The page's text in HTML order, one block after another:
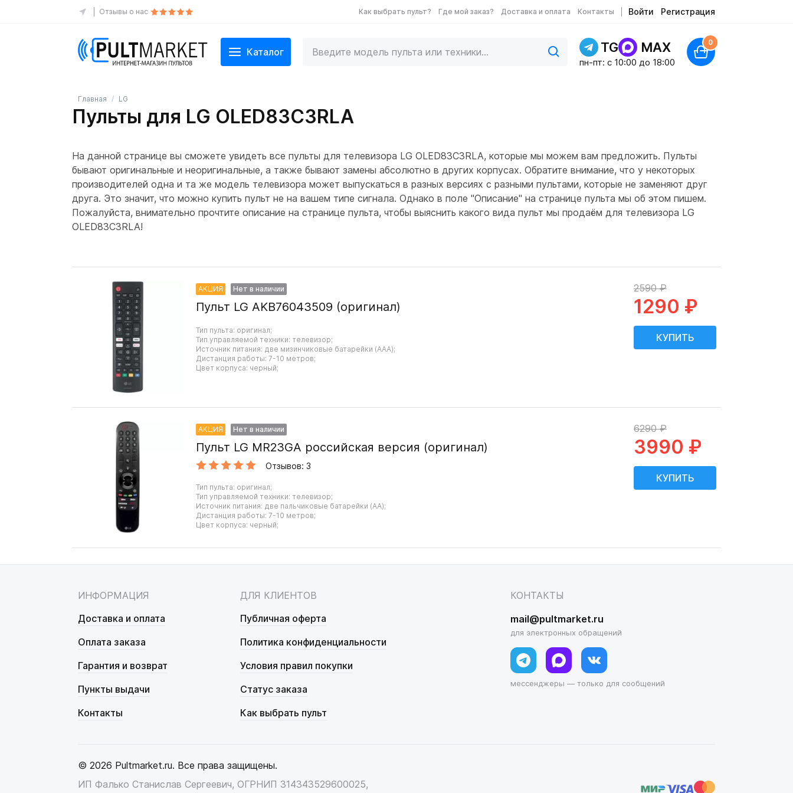
Отзывы о нас Как выбрать пульт? Где мой заказ? Доставка и оплата Контакты Войти Регистрация
Каталог TG MAX
пн-пт: c 10:00 до 18:00
0
Главная LG
Пульты для LG OLED83C3RLA
На данной странице вы сможете увидеть все пульты для телевизора LG OLED83C3RLA, которые мы можем вам предложить. Пульты
бывают оригинальные и неоригинальные, а также бывают замены абсолютно в других корпусах. Обратите внимание, что у некоторых
производителей одна и та же модель телевизора может выпускаться в разных версиях с разными пультами, которые не заменяют друг
друга. Это значит, что можно купить пульт не на вашем типе сигнала. Однако в поле "Описание" на странице пульта мы об этом пишем.
Пожалуйста, внимательно прочтите описание на странице пульта, чтобы выяснить какого вида пульт мы продаём для телевизора LG
OLED83C3RLA!
АКЦИЯ Нет в наличии
Пульт LG AKB76043509 (оригинал)
Тип пульта: оригинал;
Тип управляемой техники: телевизор;
Источник питания: две мизинчиковые батарейки (AAA);
Дистанция работы: 7-10 метров;
Цвет корпуса: черный;
2590 ₽
1290 ₽
АКЦИЯ Нет в наличии
Пульт LG MR23GA российская версия (оригинал)
Отзывов: 3
Тип пульта: оригинал;
Тип управляемой техники: телевизор;
Источник питания: две пальчиковые батарейки (AA);
Дистанция работы: 7-10 метров;
Цвет корпуса: черный;
6290 ₽
3990 ₽
ИНФОРМАЦИЯ
Доставка и оплата
Оплата заказа
Гарантия и возврат
Пункты выдачи
Контакты
ДЛЯ КЛИЕНТОВ
Публичная оферта
Политика конфиденциальности
Условия правил покупки
Статус заказа
Как выбрать пульт
КОНТАКТЫ
mail@pultmarket.ru
для электронных обращений
мессенджеры — только для сообщений
© 2026 Pultmarket.ru. Все права защищены.
ИП Фалько Станислав Сергеевич, ОГРНИП 314343529600025,